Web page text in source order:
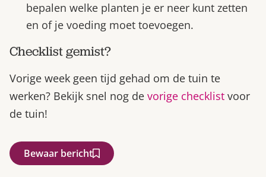
bepalen welke planten je er neer kunt zetten
en of je voeding moet toevoegen.
Checklist gemist?
Vorige week geen tijd gehad om de tuin te
werken? Bekijk snel nog de vorige checklist voor
de tuin!
Bewaar bericht